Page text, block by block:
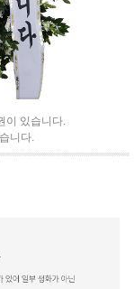
이 있습니다.
니다.